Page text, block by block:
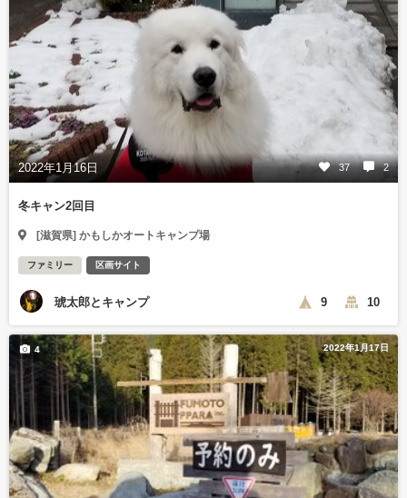
2022年1月16日 37 2
冬キャン2回目
[滋賀県] かもしかオートキャンプ場
ファミリー 区画サイト
琥太郎とキャンプ 9 10
2022年1月17日
4